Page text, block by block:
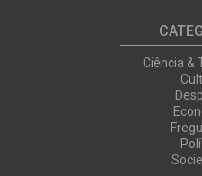
Ciência &